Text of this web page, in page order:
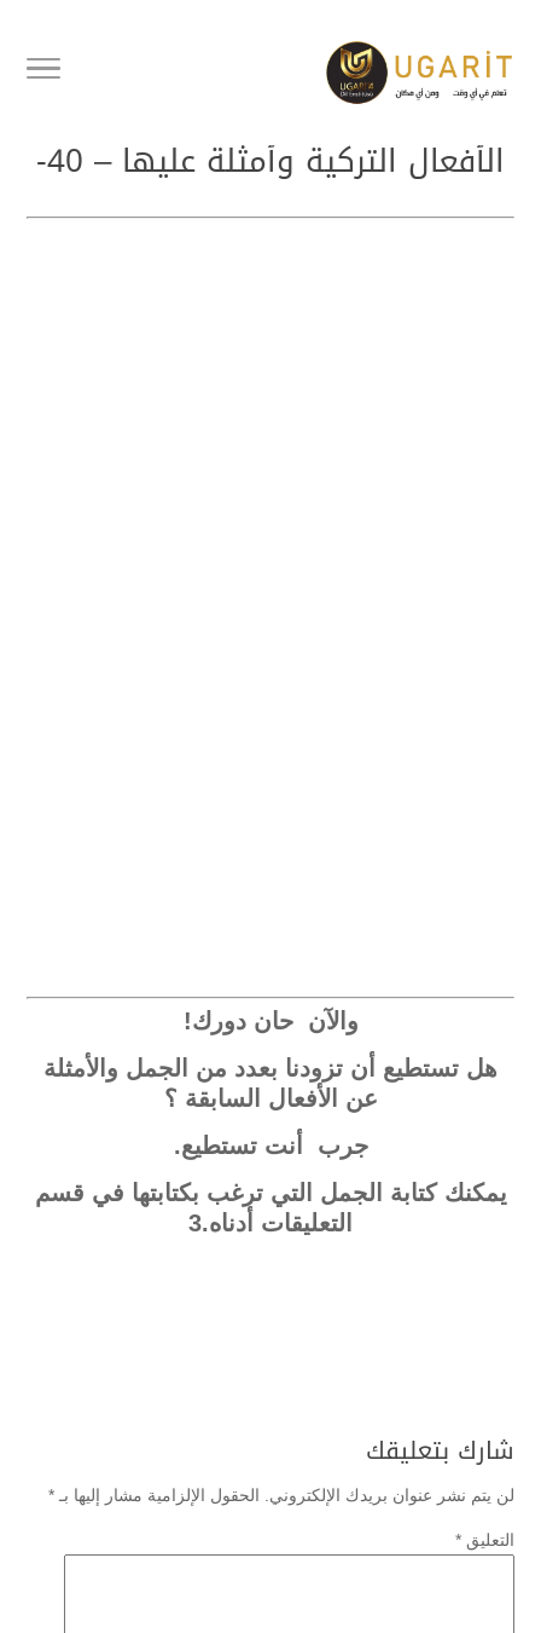
أفعال تركية مهمة وشائعة سلسلة
الأفعال التركية وأمثلة عليها – 40-
والآن حان دورك!
هل تستطيع أن تزودنا بعدد من الجمل والأمثلة
عن الأفعال السابقة ؟
جرب أنت تستطيع.
يمكنك كتابة الجمل التي ترغب بكتابتها في قسم
التعليقات أدناه.3
شارك بتعليقك
لن يتم نشر عنوان بريدك الإلكتروني. الحقول الإلزامية مشار إليها بـ *
التعليق *